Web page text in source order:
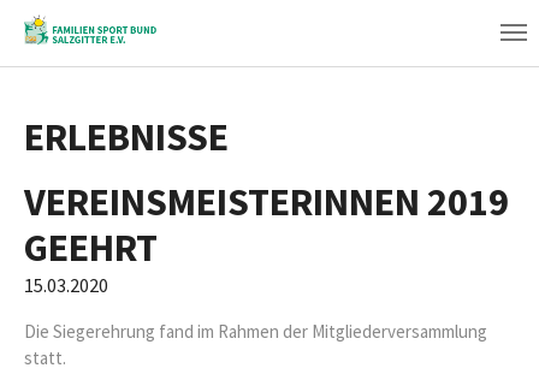
Zum
Hauptinhalt
springen
ERLEBNISSE
VEREINSMEISTERINNEN 2019
GEEHRT
15.03.2020
Die Siegerehrung fand im Rahmen der Mitgliederversammlung
statt.